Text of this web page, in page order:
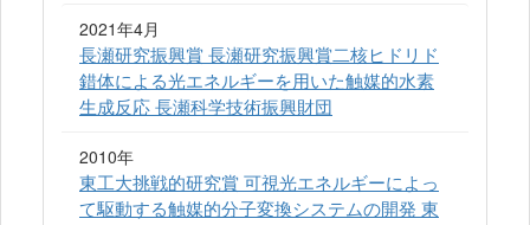
2021年4月
長瀬研究振興賞 長瀬研究振興賞二核ヒドリド
錯体による光エネルギーを用いた触媒的水素
生成反応 長瀬科学技術振興財団
2010年
東工大挑戦的研究賞 可視光エネルギーによっ
て駆動する触媒的分子変換システムの開発 東